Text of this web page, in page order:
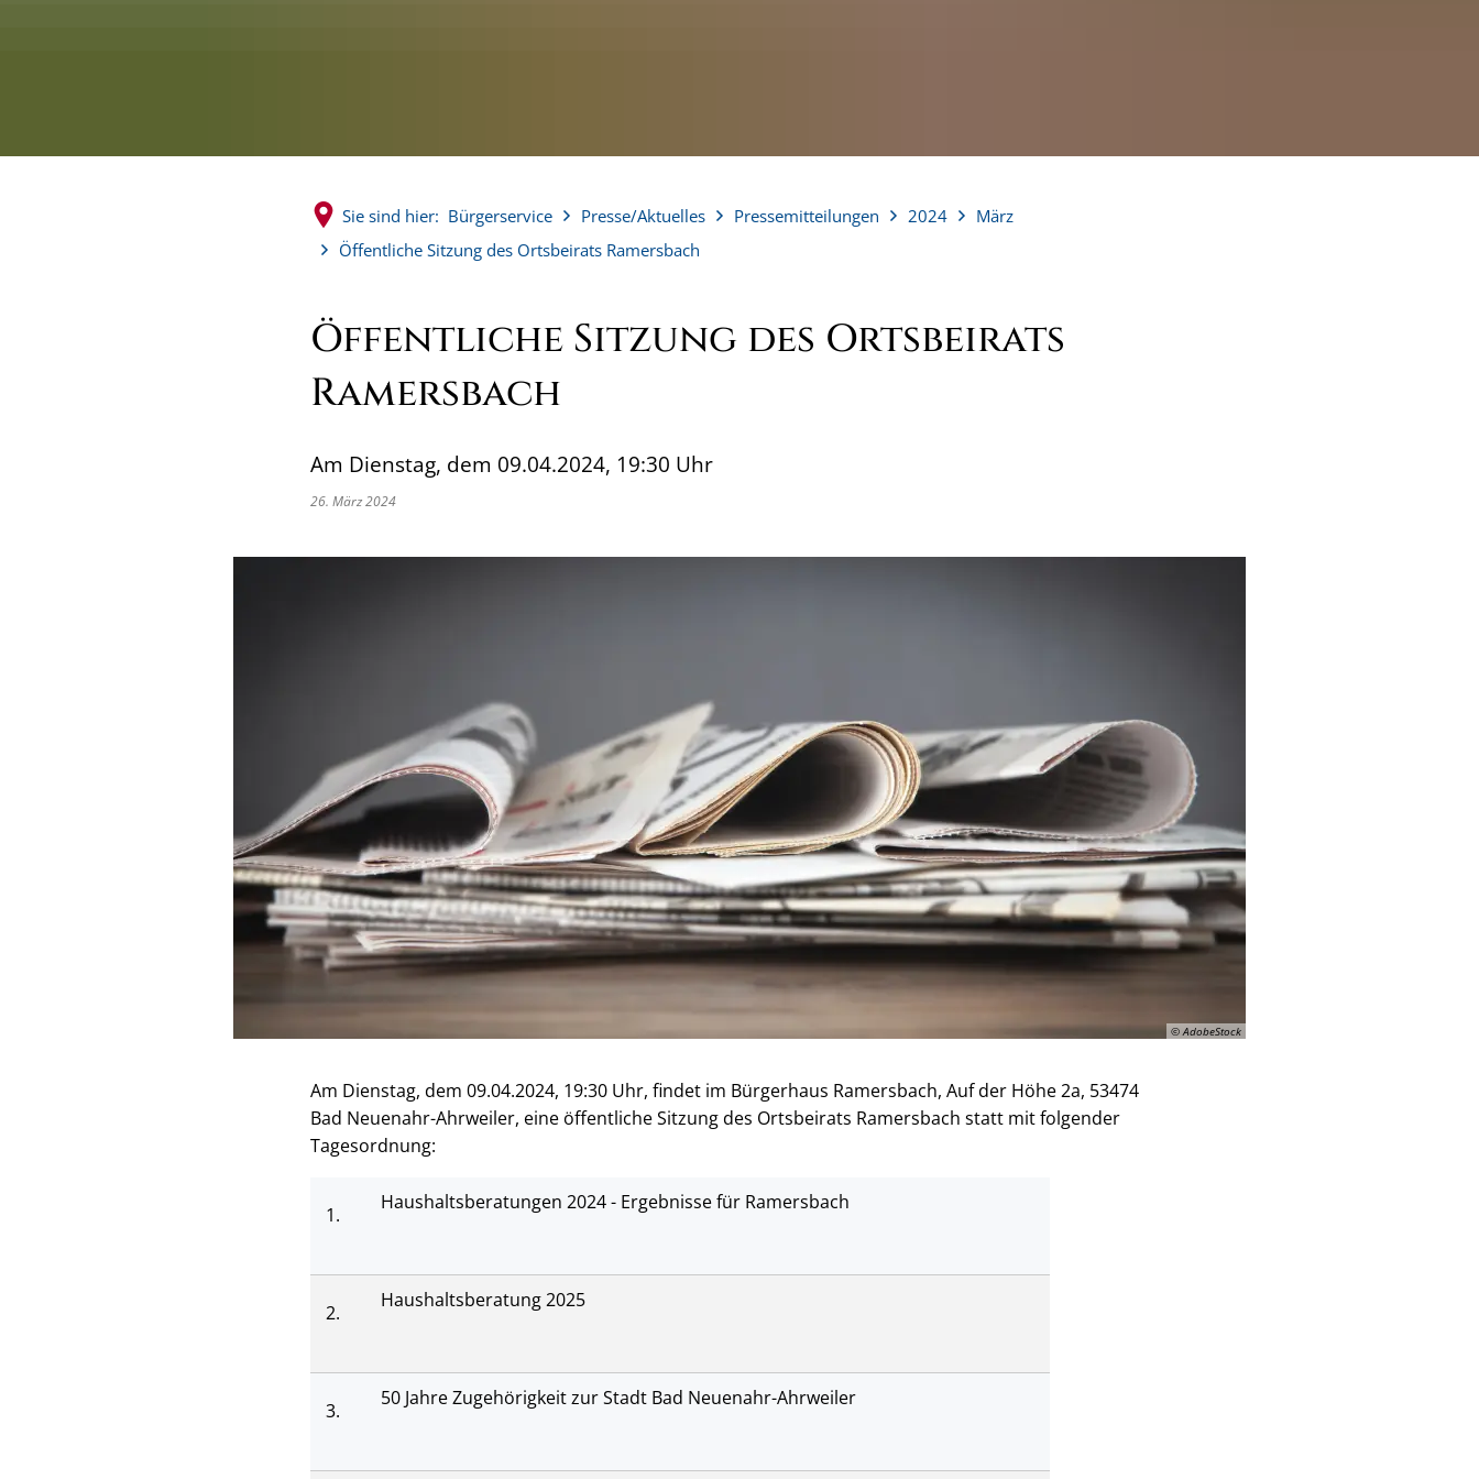
Sie sind hier: Bürgerservice Presse/Aktuelles Pressemitteilungen 2024
März
Öffentliche Sitzung des Ortsbeirats Ramersbach
Öffentliche Sitzung des Ortsbeirats
Ramersbach
Am Dienstag, dem 09.04.2024, 19:30 Uhr
26. März 2024
© AdobeStock
Am Dienstag, dem 09.04.2024, 19:30 Uhr, findet im Bürgerhaus Ramersbach, Auf der Höhe 2a, 53474
Bad Neuenahr-Ahrweiler, eine öffentliche Sitzung des Ortsbeirats Ramersbach statt mit folgender
Tagesordnung:
1.
Haushaltsberatungen 2024 - Ergebnisse für Ramersbach
2.
Haushaltsberatung 2025
3.
50 Jahre Zugehörigkeit zur Stadt Bad Neuenahr-Ahrweiler